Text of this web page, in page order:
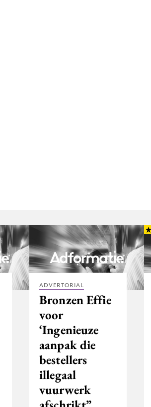
ADVERTORIAL
Bronzen Effie
voor
‘Ingenieuze
aanpak die
bestellers
illegaal
vuurwerk